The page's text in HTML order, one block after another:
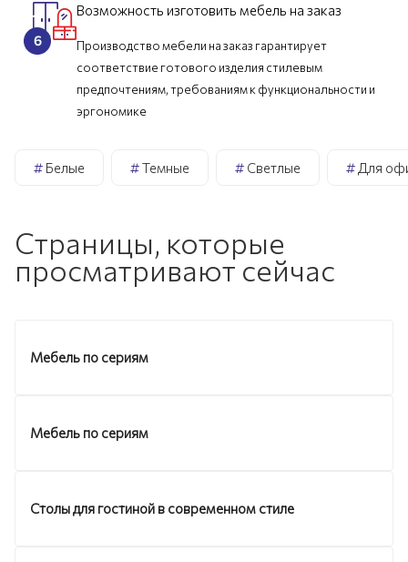
Возможность изготовить мебель на заказ
Производство мебели на заказ гарантирует
соответствие готового изделия стилевым
предпочтениям, требованиям к функциональности и
эргономике
# Белые #Темные # Светлые # Для
Страницы, которые
просматривают сейчас
Мебель по сериям
Мебель по сериям
Столы для гостиной в современном стиле